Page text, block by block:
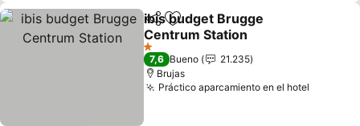
CompartirAgregar a favoritos
ibis budget Brugge
Centrum Station
1 Estrellas
7,6 Bueno
21.235
Brujas
Práctico aparcamiento en el hotel